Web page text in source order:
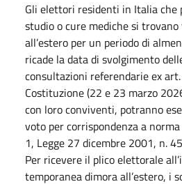
Gli elettori residenti in Italia che
studio o cure mediche si
all’estero per un periodo di
ricade la data di svolgimento
consultazioni referendarie ex
Costituzione (22 e 23 marzo
con loro conviventi, potranno
voto per corrispondenza a
1, Legge 27 dicembre 2001, n.
Per ricevere il plico elettorale
temporanea dimora all’estero, i